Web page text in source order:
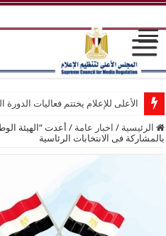
الأعلى للإعلام يختتم فعاليات الدورة
الرئيسية / اخبار عامة / أعدت “الهيئة
بالمشاركة فى الانتخابات الرئاسية